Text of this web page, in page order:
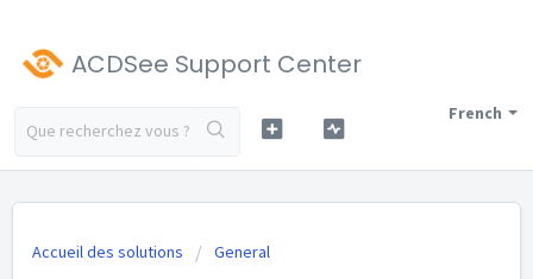
ACDSee Support Center
French
Accueil des solutions General